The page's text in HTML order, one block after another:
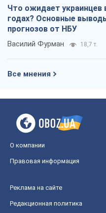
Что ожидает украинцев
годах? Основные
прогнозов от НБУ
Василий Фурман 18,7 т.
Все мнения
О компании
Правовая информация
Реклама на сайте
Редакционная политика